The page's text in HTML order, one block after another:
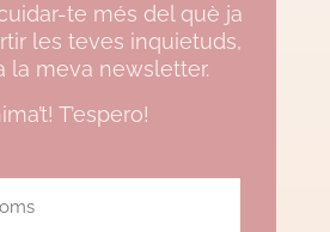
te més del què ja
les teves inquietuds,
la meva newsletter.
T’espero!